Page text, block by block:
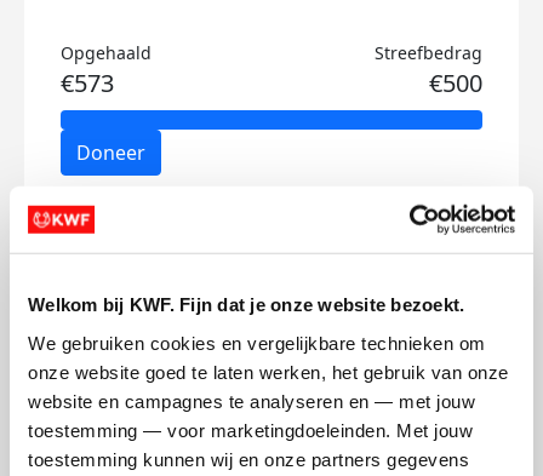
Welkom bij KWF. Fijn dat je onze website bezoekt.
We gebruiken cookies en vergelijkbare technieken om
onze website goed te laten werken, het gebruik van onze
website en campagnes te analyseren en — met jouw
toestemming — voor marketingdoeleinden. Met jouw
toestemming kunnen wij en onze partners gegevens
Opgehaald
€573
Streefbedrag
€500
Doneer